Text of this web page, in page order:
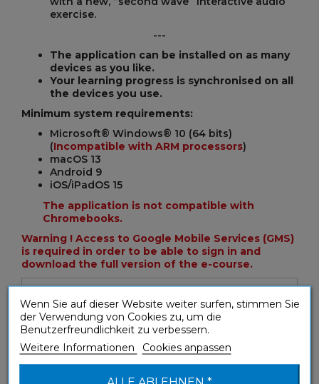
exercise.
---
The application can be installed on as many
devices as you like.
Your learning progress is synchronised on all
the devices you use.
Minimum system requirements:
Microsoft® Windows® 10 (64 bits)
(Incompatible with ARM processors)
macOS 13
Android 9
iOS/iPadOS 15
The application is not compatible with
Chromebooks.
Warning ! Access to Google Mobile Services (GMS)
is required in order to be able to sign in and
download the full version of the e-course.
NEED HELP?CLICK HERE(FAQ)
General Terms and Conditions for use
Download the trial version and test the first seven
Wenn Sie auf dieser Website weiter surfen, stimmen Sie
der Verwendung von Cookies zu, um die
Benutzerfreundlichkeit zu verbessern.
Weitere Informationen
Cookies anpassen